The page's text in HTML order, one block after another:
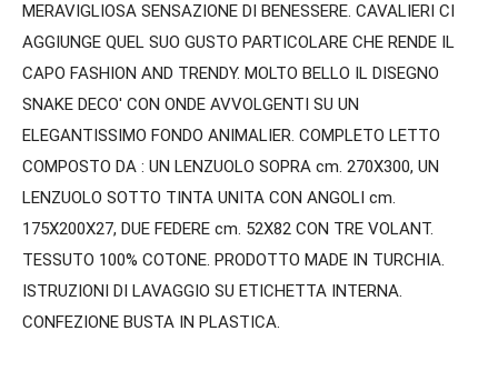
MERAVIGLIOSA SENSAZIONE DI BENESSERE. CAVALIERI CI
AGGIUNGE QUEL SUO GUSTO PARTICOLARE CHE RENDE IL
CAPO FASHION AND TRENDY. MOLTO BELLO IL DISEGNO
SNAKE DECO' CON ONDE AVVOLGENTI SU UN
ELEGANTISSIMO FONDO ANIMALIER. COMPLETO LETTO
COMPOSTO DA : UN LENZUOLO SOPRA cm. 270X300, UN
LENZUOLO SOTTO TINTA UNITA CON ANGOLI cm.
175X200X27, DUE FEDERE cm. 52X82 CON TRE VOLANT.
TESSUTO 100% COTONE. PRODOTTO MADE IN TURCHIA.
ISTRUZIONI DI LAVAGGIO SU ETICHETTA INTERNA.
CONFEZIONE BUSTA IN PLASTICA.